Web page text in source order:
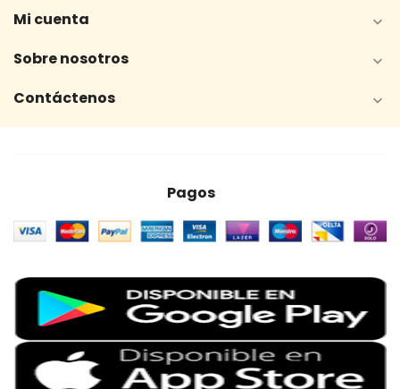
Mi cuenta 
Sobre nosotros 
Contáctenos 
Pagos